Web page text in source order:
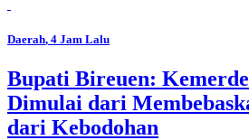
Daerah, 4 Jam Lalu
Bupati Bireuen:
Dimulai dari
dari Kebodohan